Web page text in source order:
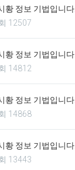
황 정보 기법입니다.
12507
황 정보 기법입니다.
14812
황 정보 기법입니다.
14868
황 정보 기법입니다.
13443